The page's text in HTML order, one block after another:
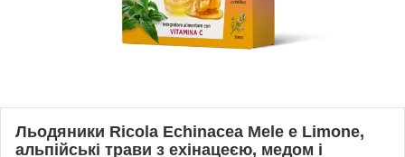
Льодяники Ricola Echinacea Mele e Limone,
альпійські трави з ехінацеєю, медом і